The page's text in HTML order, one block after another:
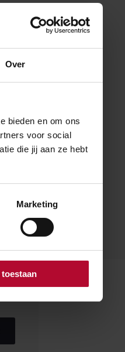
Over
bieden en om ons
voor social
die jij aan ze hebt
Marketing